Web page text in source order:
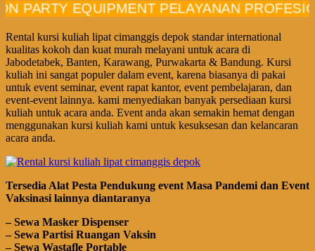
EQUIPMENT PELAYANAN PROFESIONAL
Rental kursi kuliah lipat cimanggis depok standar international
kualitas kokoh dan kuat murah melayani untuk acara di
Jabodetabek, Banten, Karawang, Purwakarta & Bandung. Kursi
kuliah ini sangat populer dalam event, karena biasanya di pakai
untuk event seminar, event rapat kantor, event pembelajaran, dan
event-event lainnya. kami menyediakan banyak persediaan kursi
kuliah untuk acara anda. Event anda akan semakin hemat dengan
menggunakan kursi kuliah kami untuk kesuksesan dan kelancaran
acara anda.
Tersedia Alat Pesta Pendukung event Masa Pandemi dan Event
Vaksinasi lainnya diantaranya
– Sewa Masker Dispenser
– Sewa Partisi Ruangan Vaksin
– Sewa Wastafle Portable